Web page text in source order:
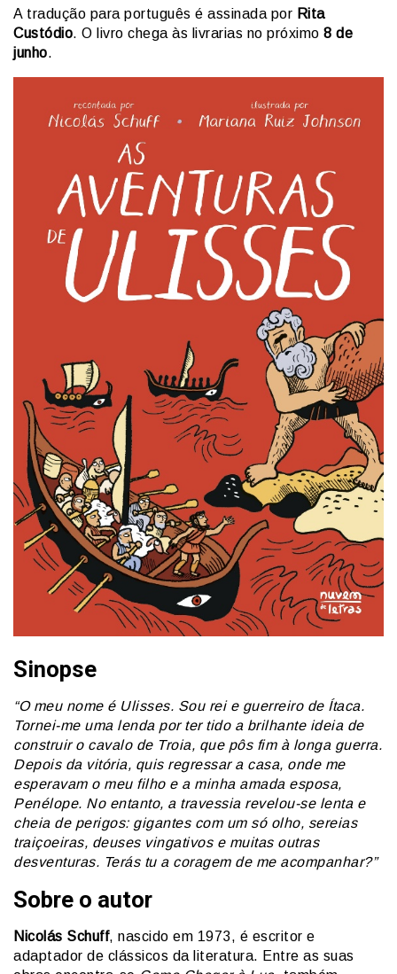
A tradução para português é assinada por Rita
Custódio. O livro chega às livrarias no próximo 8 de
junho.
Sinopse
“O meu nome é Ulisses. Sou rei e guerreiro de Ítaca.
Tornei-me uma lenda por ter tido a brilhante ideia de
construir o cavalo de Troia, que pôs fim à longa guerra.
Depois da vitória, quis regressar a casa, onde me
esperavam o meu filho e a minha amada esposa,
Penélope. No entanto, a travessia revelou-se lenta e
cheia de perigos: gigantes com um só olho, sereias
traiçoeiras, deuses vingativos e muitas outras
desventuras. Terás tu a coragem de me acompanhar?”
Sobre o autor
Nicolás Schuff, nascido em 1973, é escritor e
adaptador de clássicos da literatura. Entre as suas